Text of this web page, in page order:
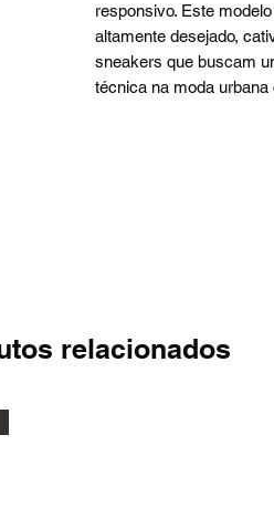
responsivo. Este
altamente desejado,
sneakers que buscam
técnica na moda urbana
relacionados